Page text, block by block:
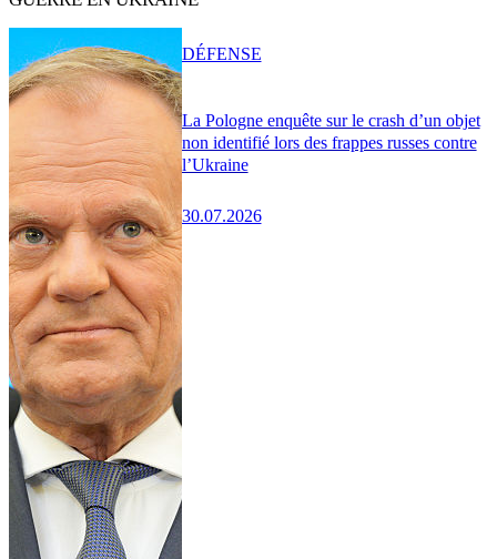
La Pologne enquête sur le crash d’un objet
non identifié lors des frappes russes contre
l’Ukraine
30.07.2026
DÉFENSE